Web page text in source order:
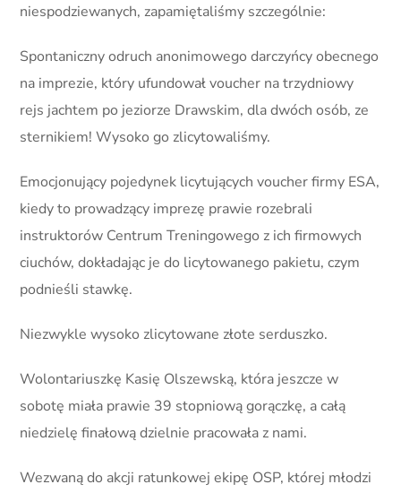
niespodziewanych, zapamiętaliśmy szczególnie:
Spontaniczny odruch anonimowego darczyńcy obecnego
na imprezie, który ufundował voucher na trzydniowy
rejs jachtem po jeziorze Drawskim, dla dwóch osób, ze
sternikiem! Wysoko go zlicytowaliśmy.
Emocjonujący pojedynek licytujących voucher firmy ESA,
kiedy to prowadzący imprezę prawie rozebrali
instruktorów Centrum Treningowego z ich firmowych
ciuchów, dokładając je do licytowanego pakietu, czym
podnieśli stawkę.
Niezwykle wysoko zlicytowane złote serduszko.
Wolontariuszkę Kasię Olszewską, która jeszcze w
sobotę miała prawie 39 stopniową gorączkę, a całą
niedzielę finałową dzielnie pracowała z nami.
Wezwaną do akcji ratunkowej ekipę OSP, której młodzi